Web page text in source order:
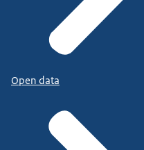
Open data